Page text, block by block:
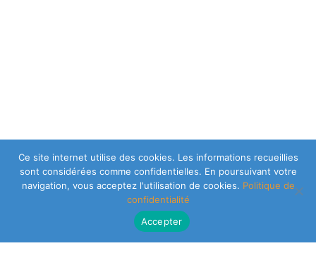
Ce site internet utilise des cookies. Les informations recueillies
sont considérées comme confidentielles. En poursuivant votre
navigation, vous acceptez l'utilisation de cookies. Politique de
confidentialité
Accepter